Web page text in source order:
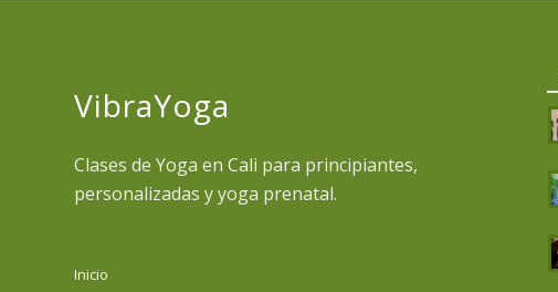
VibraYoga
Clases de Yoga en Cali para principiantes,
personalizadas y yoga prenatal.
Inicio